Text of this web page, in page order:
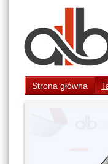
Strona główna